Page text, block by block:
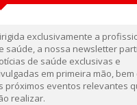
exclusivamente a
saúde, a nossa newsletter
de saúde exclusivas e
em primeira mão, bem
próximos eventos relevantes
realizar.